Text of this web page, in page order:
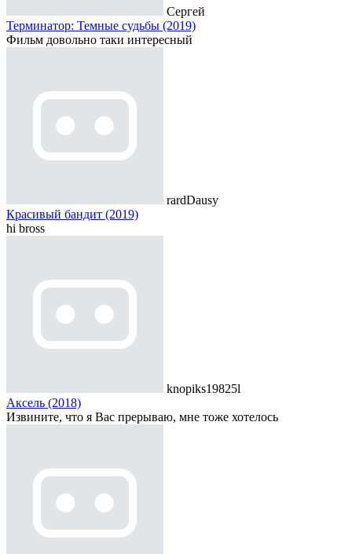
Сергей
Терминатор: Темные судьбы (2019)
Фильм довольно таки интересный
rardDausy
Красивый бандит (2019)
hi bross
knopiks19825l
Аксель (2018)
Извините, что я Вас прерываю, мне тоже хотелось